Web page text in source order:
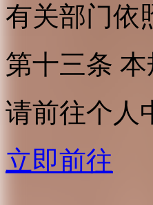
有关部门依
第十三条
请前往个人
立即前往